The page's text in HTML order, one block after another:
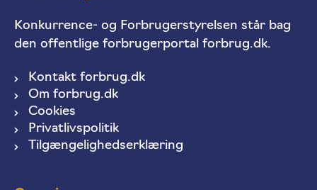
Konkurrence- og Forbrugerstyrelsen står bag
den offentlige forbrugerportal forbrug.dk.
Kontakt forbrug.dk
Om forbrug.dk
Cookies
Privatlivspolitik
Tilgængelighedserklæring